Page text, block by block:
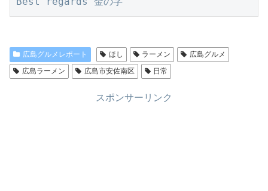
広島グルメレポート ほし ラーメン
広島グルメ
広島ラーメン
広島市安佐南区 日常
スポンサーリンク